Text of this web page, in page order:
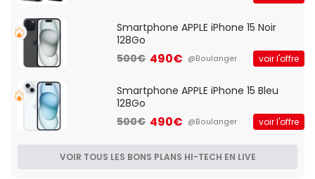
Smartphone APPLE iPhone 15 Noir
128Go
500€ 490€ @Boulanger voir l'offre
Smartphone APPLE iPhone 15 Bleu
128Go
500€ 490€ @Boulanger voir l'offre
VOIR TOUS LES BONS PLANS HI-TECH EN LIVE